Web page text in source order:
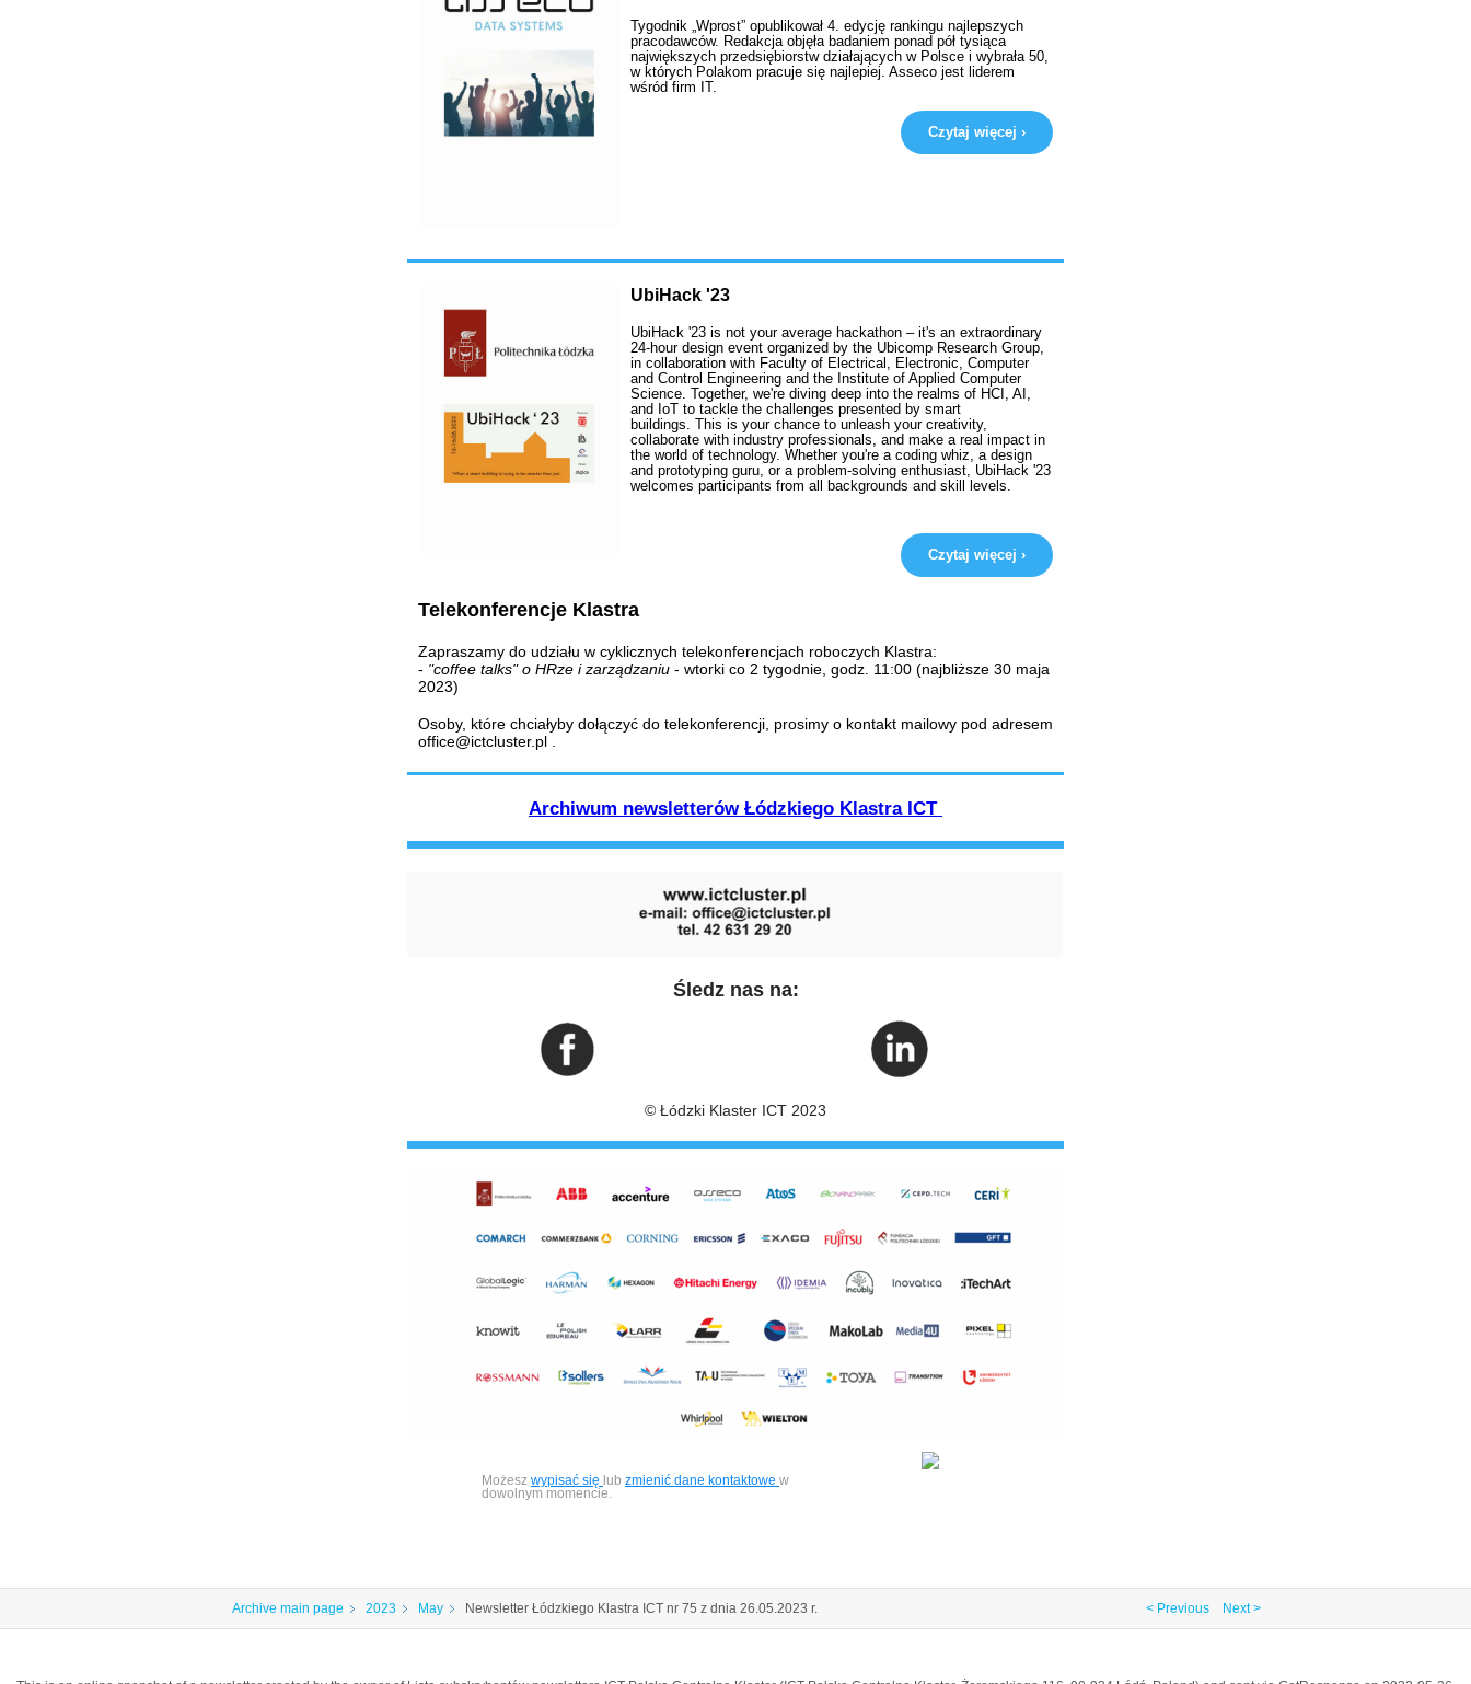
Tygodnik „Wprost” opublikował 4. edycję rankingu najlepszych
pracodawców. Redakcja objęła badaniem ponad pół tysiąca
największych przedsiębiorstw działających w Polsce i wybrała 50,
w których Polakom pracuje się najlepiej. Asseco jest liderem
wśród firm IT.
Czytaj więcej ›
UbiHack '23
UbiHack '23 is not your average hackathon – it's an extraordinary
24-hour design event organized by the Ubicomp Research Group,
in collaboration with Faculty of Electrical, Electronic, Computer
and Control Engineering and the Institute of Applied Computer
Science. Together, we're diving deep into the realms of HCI, AI,
and IoT to tackle the challenges presented by smart
buildings. This is your chance to unleash your creativity,
collaborate with industry professionals, and make a real impact in
the world of technology. Whether you're a coding whiz, a design
and prototyping guru, or a problem-solving enthusiast, UbiHack '23
welcomes participants from all backgrounds and skill levels.
Czytaj więcej ›
Telekonferencje Klastra
Zapraszamy do udziału w cyklicznych telekonferencjach roboczych Klastra:
- "coffee talks" o HRze i zarządzaniu - wtorki co 2 tygodnie, godz. 11:00 (najbliższe 30 maja
2023)
Osoby, które chciałyby dołączyć do telekonferencji, prosimy o kontakt mailowy pod adresem
office@ictcluster.pl .
Archiwum newsletterów Łódzkiego Klastra ICT
Śledz nas na:
© Łódzki Klaster ICT 2023
Możesz wypisać się lub zmienić dane kontaktowe w
dowolnym momencie.
Archive main page 2023 May Newsletter Łódzkiego Klastra ICT nr 75 z dnia 26.05.2023 r. < Previous Next >